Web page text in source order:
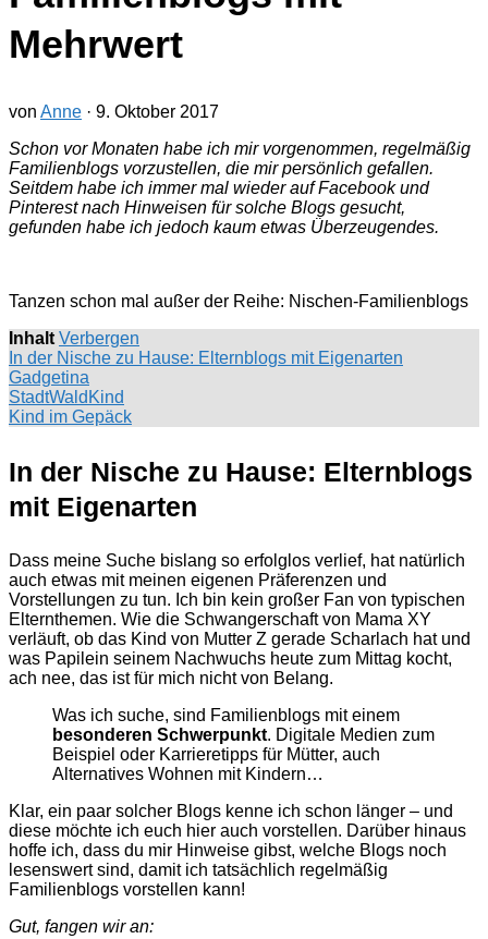
Mehrwert
von Anne · 9. Oktober 2017
Schon vor Monaten habe ich mir vorgenommen, regelmäßig
Familienblogs vorzustellen, die mir persönlich gefallen.
Seitdem habe ich immer mal wieder auf Facebook und
Pinterest nach Hinweisen für solche Blogs gesucht,
gefunden habe ich jedoch kaum etwas Überzeugendes.
Tanzen schon mal außer der Reihe: Nischen-Familienblogs
Inhalt Verbergen
In der Nische zu Hause: Elternblogs mit Eigenarten
Gadgetina
StadtWaldKind
Kind im Gepäck
In der Nische zu Hause: Elternblogs
mit Eigenarten
Dass meine Suche bislang so erfolglos verlief, hat natürlich
auch etwas mit meinen eigenen Präferenzen und
Vorstellungen zu tun. Ich bin kein großer Fan von typischen
Elternthemen. Wie die Schwangerschaft von Mama XY
verläuft, ob das Kind von Mutter Z gerade Scharlach hat und
was Papilein seinem Nachwuchs heute zum Mittag kocht,
ach nee, das ist für mich nicht von Belang.
Was ich suche, sind Familienblogs mit einem
besonderen Schwerpunkt. Digitale Medien zum
Beispiel oder Karrieretipps für Mütter, auch
Alternatives Wohnen mit Kindern…
Klar, ein paar solcher Blogs kenne ich schon länger – und
diese möchte ich euch hier auch vorstellen. Darüber hinaus
hoffe ich, dass du mir Hinweise gibst, welche Blogs noch
lesenswert sind, damit ich tatsächlich regelmäßig
Familienblogs vorstellen kann!
Gut, fangen wir an: